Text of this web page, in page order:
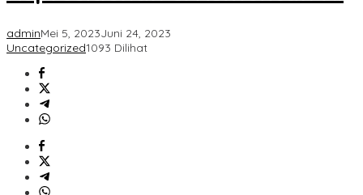
&
RI</a>
adminMei 5, 2023Juni 24, 2023
Uncategorized1093 Dilihat